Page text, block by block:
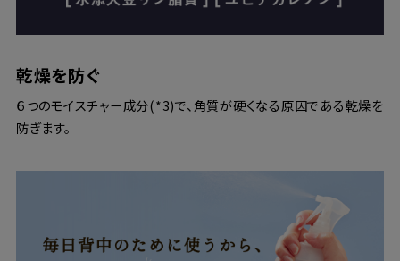
乾燥を防ぐ
６つのモイスチャー成分(*3)で、角質が硬くなる原因である乾燥を
防ぎます。